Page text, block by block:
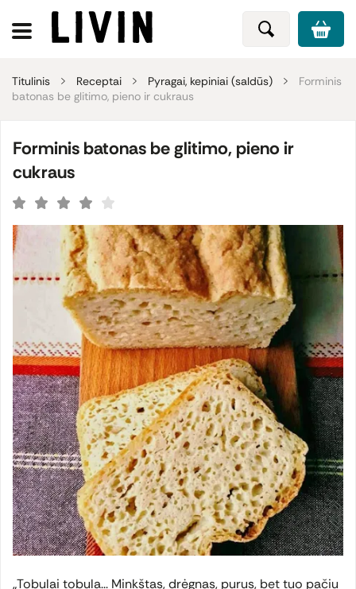
Titulinis Receptai Pyragai, kepiniai (saldūs)
Forminis
batonas be glitimo, pieno ir cukraus
Forminis batonas be glitimo, pieno ir
cukraus
„Tobulai tobula... Minkštas, drėgnas, purus, bet tuo pačiu